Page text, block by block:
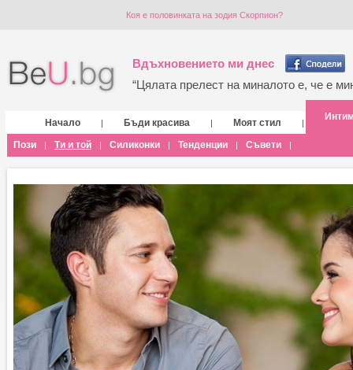
Коя е половинката на зодия Скорпион?
Вдъхновението ми днес
“Цялата прелест на миналото е, че е
Начало | Бъди красива | Моят стил |
Пози | Ти и той | Силиконки | Тенденции | Съвети |